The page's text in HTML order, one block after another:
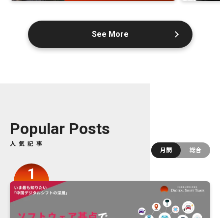
See More
Popular Posts
人気記事
月間
総合